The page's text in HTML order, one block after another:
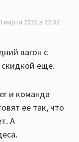
марта 2022 в 22:32
вагон с
ещё.
и команда
её так, что
А